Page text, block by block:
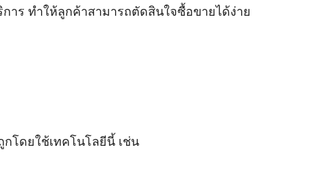
ร ทำให้ลูกค้าสามารถตัดสินใจซื้อขายได้ง่าย
กโดยใช้เทคโนโลยีนี้ เช่น